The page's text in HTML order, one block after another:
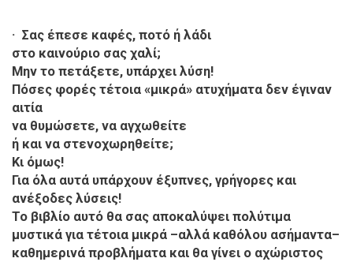
· Σας έπεσε καφές, ποτό ή λάδι
στο καινούριο σας χαλί;
Μην το πετάξετε, υπάρχει λύση!
Πόσες φορές τέτοια «μικρά» ατυχήματα δεν έγιναν
αιτία
να θυμώσετε, να αγχωθείτε
ή και να στενοχωρηθείτε;
Κι όμως!
Για όλα αυτά υπάρχουν έξυπνες, γρήγορες και
ανέξοδες λύσεις!
Το βιβλίο αυτό θα σας αποκαλύψει πολύτιμα
μυστικά για τέτοια μικρά –αλλά καθόλου ασήμαντα–
καθημερινά προβλήματα και θα γίνει ο αχώριστος